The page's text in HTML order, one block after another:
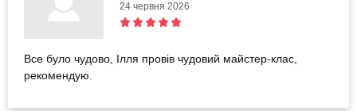
24 червня 2026
Все було чудово, Ілля провів чудовий майстер-клас,
рекомендую.